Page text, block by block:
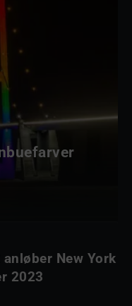
New York
2023